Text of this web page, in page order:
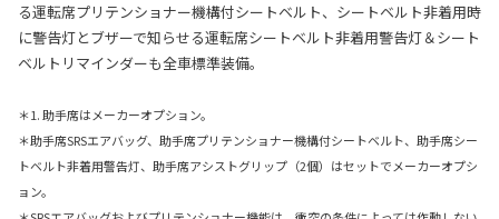
る運転席プリテンショナー機構付シートベルト、シートベルト非着用時
に警告灯とブザーで知らせる運転席シートベルト非着用警告灯＆シート
ベルトリマインダーも全車標準装備。
＊1. 助手席はメーカーオプション。
＊助手席SRSエアバッグ、助手席プリテンショナー機構付シートベルト、助手席シー
トベルト非着用警告灯、助手席アシストグリップ（2個）はセットでメーカーオプシ
ョン。